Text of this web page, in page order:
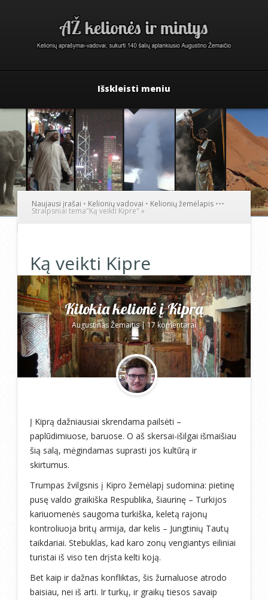
Išskleisti meniu
Naujausi įrašai • Kelionių vadovai • Kelionių žemėlapis •••
Straipsniai tema"Ką veikti Kipre" »
Ką veikti Kipre
Kitokia kelionė į Kiprą
Augustinas Žemaitis|17 komentarai
Į Kiprą dažniausiai skrendama pailsėti –
paplūdimiuose, baruose. O aš skersai-išilgai išmaišiau
šią salą, mėgindamas suprasti jos kultūrą ir
skirtumus.
Trumpas žvilgsnis į Kipro žemėlapį sudomina: pietinę
pusę valdo graikiška Respublika, šiaurinę – Turkijos
kariuomenės saugoma turkiška, keletą rajonų
kontroliuoja britų armija, dar kelis – Jungtinių Tautų
taikdariai. Stebuklas, kad karo zonų vengiantys eiliniai
turistai iš viso ten drįsta kelti koją.
Bet kaip ir dažnas konfliktas, šis žurnaluose atrodo
baisiau, nei iš arti. Ir turkų, ir graikų tiesos savaip